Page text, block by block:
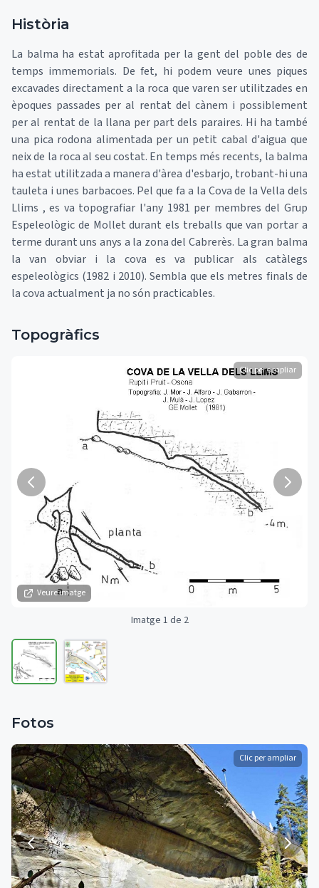
Història
La balma ha estat aprofitada per la gent del poble des de
temps immemorials. De fet, hi podem veure unes piques
excavades directament a la roca que varen ser utilitzades en
èpoques passades per al rentat del cànem i possiblement
per al rentat de la llana per part dels paraires. Hi ha també
una pica rodona alimentada per un petit cabal d'aigua que
neix de la roca al seu costat. En temps més recents, la balma
ha estat utilitzada a manera d'àrea d'esbarjo, trobant-hi una
tauleta i unes barbacoes. Pel que fa a la Cova de la Vella dels
Llims , es va topografiar l'any 1981 per membres del Grup
Espeleològic de Mollet durant els treballs que van portar a
terme durant uns anys a la zona del Cabrerès. La gran balma
la van obviar i la cova es va publicar als catàlegs
espeleològics (1982 i 2010). Sembla que els metres finals de
la cova actualment ja no són practicables.
Topogràfics
Veure imatge
Clic per ampliar
Imatge 1 de 2
Fotos
Clic per ampliar